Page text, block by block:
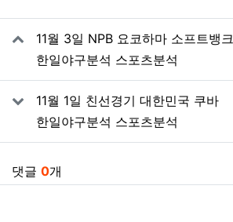
관련자료
11월 3일 NPB 요코하마 소프트뱅크
한일야구분석 스포츠분석
11월 1일 친선경기 대한민국 쿠바
한일야구분석 스포츠분석
댓글 0개